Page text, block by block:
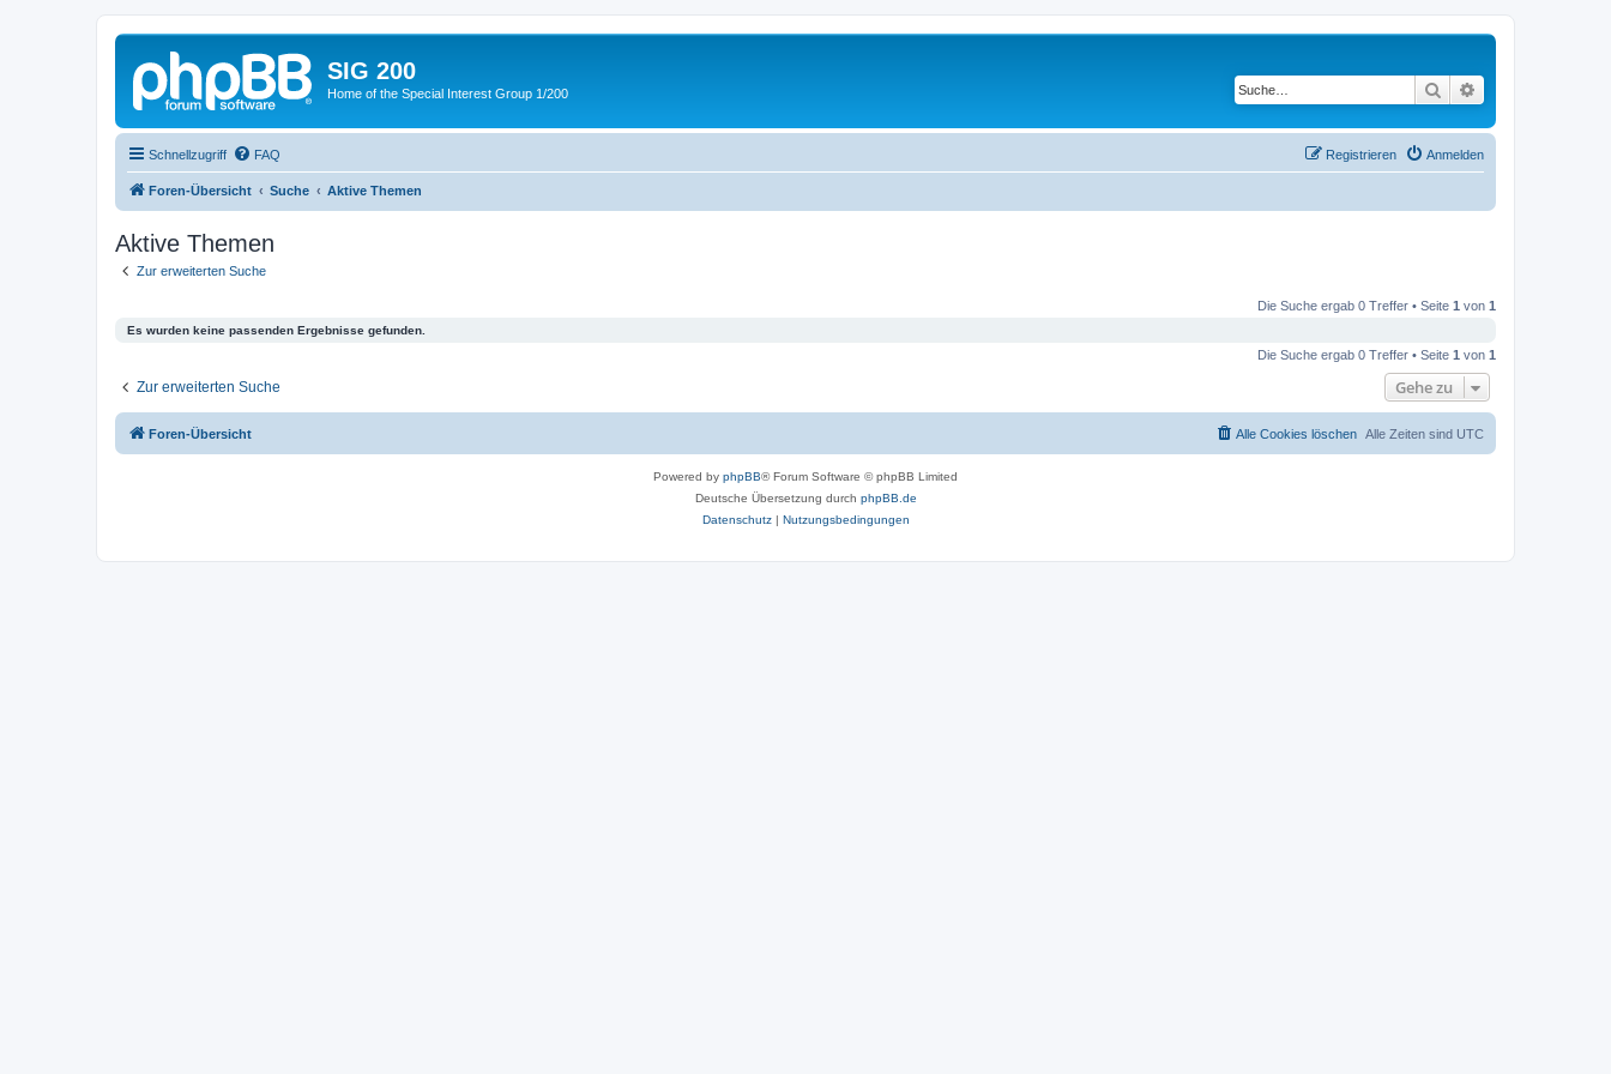
SIG 200
Home of the Special Interest Group 1/200 Suche
Schnellzugriff FAQ Anmelden
Registrieren
Foren-Übersicht Suche Aktive Themen
Aktive Themen
Zur erweiterten Suche
Die Suche ergab 0 Treffer • Seite 1 von 1
Es wurden keine passenden Ergebnisse gefunden.
Die Suche ergab 0 Treffer • Seite 1 von 1
Zur erweiterten Suche Gehe zu
Foren-Übersicht Alle Zeiten sind UTC
Alle Cookies löschen
Powered by phpBB® Forum Software © phpBB Limited
Deutsche Übersetzung durch phpBB.de
Datenschutz| Nutzungsbedingungen